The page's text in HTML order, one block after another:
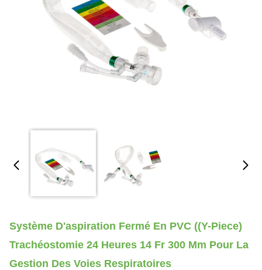
Système D'aspiration Fermé En PVC ((Y-Piece)
Trachéostomie 24 Heures 14 Fr 300 Mm Pour La
Gestion Des Voies Respiratoires